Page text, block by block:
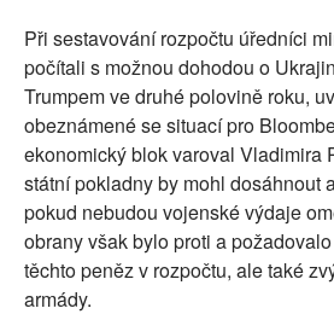
Při sestavování rozpočtu úředníci
počítali s možnou dohodou o
Trumpem ve druhé polovině roku,
obeznámené se situací pro
ekonomický blok varoval Vladimira
státní pokladny by mohl dosáhnout
pokud nebudou vojenské výdaje
obrany však bylo proti a
těchto peněz v rozpočtu, ale také
armády.